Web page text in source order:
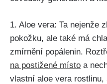
1. Aloe⁢ vera: Ta nejenže
pokožku, ale také ​má
⁤zmírnění‍ popálenin.
na postižené místo a
vlastní aloe vera